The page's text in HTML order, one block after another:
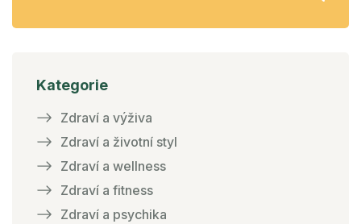
Kategorie
Zdraví a výživa
Zdraví a životní styl
Zdraví a wellness
Zdraví a fitness
Zdraví a psychika